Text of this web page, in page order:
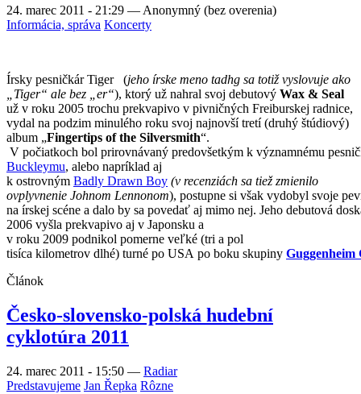
24. marec 2011 - 21:29 —Anonymný (bez overenia)
Informácia, správa Koncerty
Írsky pesničkár Tiger (jeho írske meno tadhg sa totiž vyslovuje ako
„Tiger“ ale bez „er“), ktorý už nahral svoj debutový Wax & Seal
už v roku 2005 trochu prekvapivo v pivničných Freiburskej radnice,
vydal na podzim minulého roku svoj najnovší tretí (druhý štúdiový)
album „Fingertips of the Silversmith“.
V počiatkoch bol prirovnávaný predovšetkým k významnému
Buckleymu, alebo napríklad aj
k ostrovným Badly Drawn Boy (v recenziách sa tiež zmienilo
ovplyvnenie Johnom Lennonom), postupne si však vydobyl svoje
na írskej scéne a dalo by sa povedať aj mimo nej. Jeho debutová
2006 vyšla prekvapivo aj v Japonsku a
v roku 2009 podnikol pomerne veľké (tri a pol
tisíca kilometrov dlhé) turné po USA po boku skupiny Guggenheim
Článok
Česko-slovensko-polská hudební
cyklotúra 2011
24. marec 2011 - 15:50 — Radiar
Predstavujeme Jan Řepka Rôzne